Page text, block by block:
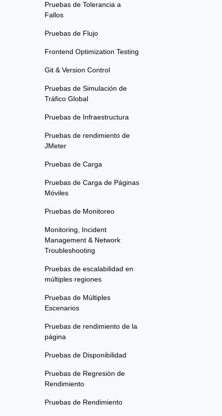
Pruebas de Tolerancia a
Fallos
Pruebas de Flujo
Frontend Optimization Testing
Git & Version Control
Pruebas de Simulación de
Tráfico Global
Pruebas de Infraestructura
Pruebas de rendimiento de
JMeter
Pruebas de Carga
Pruebas de Carga de Páginas
Móviles
Pruebas de Monitoreo
Monitoring, Incident
Management & Network
Troubleshooting
Pruebas de escalabilidad en
múltiples regiones
Pruebas de Múltiples
Escenarios
Pruebas de rendimiento de la
página
Pruebas de Disponibilidad
Pruebas de Regresión de
Rendimiento
Pruebas de Rendimiento